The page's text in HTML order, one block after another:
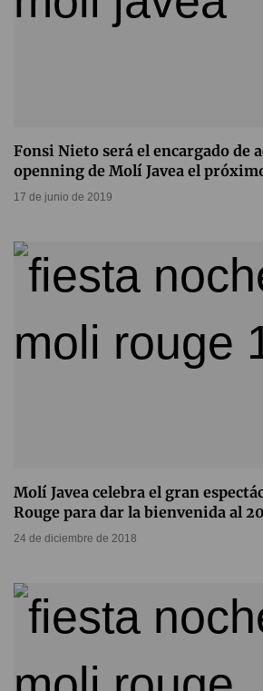
Fonsi Nieto será el encargado de
openning de Molí Javea el
17 de junio de 2019
Molí Javea celebra el gran
Rouge para dar la bienvenida al
24 de diciembre de 2018